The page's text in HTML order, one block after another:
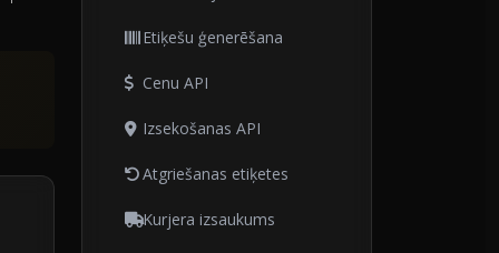
Etiķešu ģenerēšana
Cenu API
Izsekošanas API
Atgriešanas etiķetes
Kurjera izsaukums